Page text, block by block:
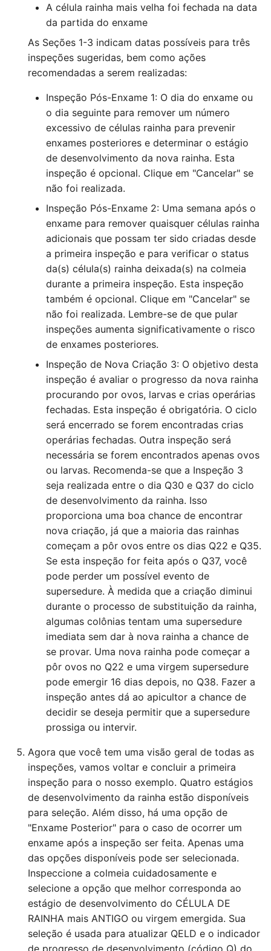
A célula rainha mais velha foi fechada na data
da partida do enxame
As Seções 1-3 indicam datas possíveis para três
inspeções sugeridas, bem como ações
recomendadas a serem realizadas:
Inspeção Pós-Enxame 1: O dia do enxame ou
o dia seguinte para remover um número
excessivo de células rainha para prevenir
enxames posteriores e determinar o estágio
de desenvolvimento da nova rainha. Esta
inspeção é opcional. Clique em "Cancelar" se
não foi realizada.
Inspeção Pós-Enxame 2: Uma semana após o
enxame para remover quaisquer células rainha
adicionais que possam ter sido criadas desde
a primeira inspeção e para verificar o status
da(s) célula(s) rainha deixada(s) na colmeia
durante a primeira inspeção. Esta inspeção
também é opcional. Clique em "Cancelar" se
não foi realizada. Lembre-se de que pular
inspeções aumenta significativamente o risco
de enxames posteriores.
Inspeção de Nova Criação 3: O objetivo desta
inspeção é avaliar o progresso da nova rainha
procurando por ovos, larvas e crias operárias
fechadas. Esta inspeção é obrigatória. O ciclo
será encerrado se forem encontradas crias
operárias fechadas. Outra inspeção será
necessária se forem encontrados apenas ovos
ou larvas. Recomenda-se que a Inspeção 3
seja realizada entre o dia Q30 e Q37 do ciclo
de desenvolvimento da rainha. Isso
proporciona uma boa chance de encontrar
nova criação, já que a maioria das rainhas
começam a pôr ovos entre os dias Q22 e Q35.
Se esta inspeção for feita após o Q37, você
pode perder um possível evento de
supersedure. À medida que a criação diminui
durante o processo de substituição da rainha,
algumas colônias tentam uma supersedure
imediata sem dar à nova rainha a chance de
se provar. Uma nova rainha pode começar a
pôr ovos no Q22 e uma virgem supersedure
pode emergir 16 dias depois, no Q38. Fazer a
inspeção antes dá ao apicultor a chance de
decidir se deseja permitir que a supersedure
prossiga ou intervir.
Agora que você tem uma visão geral de todas as
inspeções, vamos voltar e concluir a primeira
inspeção para o nosso exemplo. Quatro estágios
de desenvolvimento da rainha estão disponíveis
para seleção. Além disso, há uma opção de
"Enxame Posterior" para o caso de ocorrer um
enxame após a inspeção ser feita. Apenas uma
das opções disponíveis pode ser selecionada.
Inspeccione a colmeia cuidadosamente e
selecione a opção que melhor corresponda ao
estágio de desenvolvimento do CÉLULA DE
RAINHA mais ANTIGO ou virgem emergida. Sua
seleção é usada para atualizar QELD e o indicador
de progresso de desenvolvimento (código Q) do